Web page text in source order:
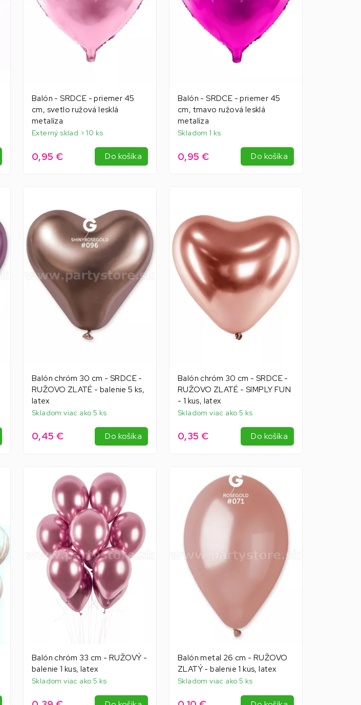
Balón - SRDCE - priemer 45
cm, svetlo ružová lesklá
metalíza
Externý sklad > 10 ks
0,95 € Do košíka
Balón - SRDCE - priemer 45
cm, tmavo ružová lesklá
metalíza
Skladom 1 ks
0,95 € Do košíka
Balón chróm 30 cm - SRDCE -
RUŽOVO ZLATÉ - balenie 5 ks,
latex
Skladom viac ako 5 ks
0,45 € Do košíka
Balón chróm 30 cm - SRDCE -
RUŽOVO ZLATÉ - SIMPLY FUN
- 1 kus, latex
Skladom viac ako 5 ks
0,35 € Do košíka
Balón chróm 33 cm - RUŽOVÝ -
balenie 1 kus, latex
Skladom viac ako 5 ks
Balón metal 26 cm - RUŽOVO
ZLATÝ - balenie 1 kus, latex
Skladom viac ako 5 ks